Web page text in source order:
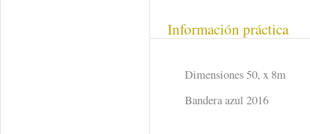
Información práctica
Dimensiones 50, x 8m
Bandera azul 2016